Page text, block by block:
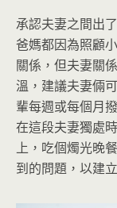
承認夫妻之間出
爸媽都因為照顧
關係，但夫妻關
溫，建議夫妻倆
輩每週或每個月
在這段夫妻獨處
上，吃個燭光晚
到的問題，以建